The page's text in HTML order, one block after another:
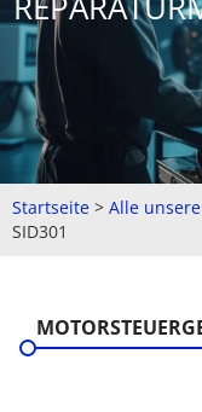
Startseite > Alle
SID301